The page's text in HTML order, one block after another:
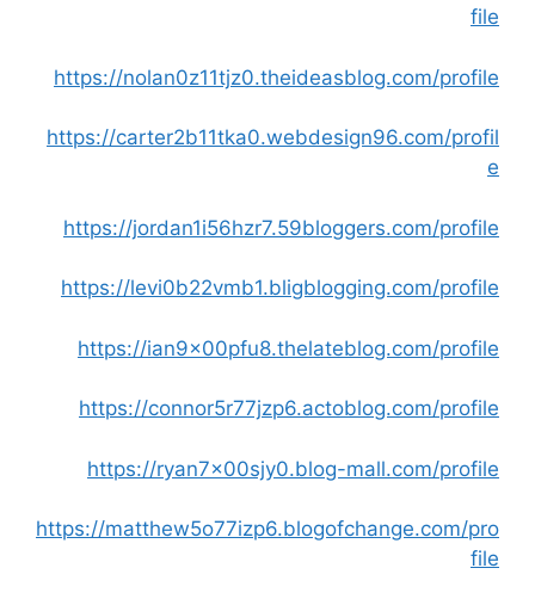
file
https://nolan0z11tjz0.theideasblog.com/profile
https://carter2b11tka0.webdesign96.com/profil
e
https://jordan1i56hzr7.59bloggers.com/profile
https://levi0b22vmb1.bligblogging.com/profile
https://ian9x00pfu8.thelateblog.com/profile
https://connor5r77jzp6.actoblog.com/profile
https://ryan7x00sjy0.blog-mall.com/profile
https://matthew5o77izp6.blogofchange.com/pro
file